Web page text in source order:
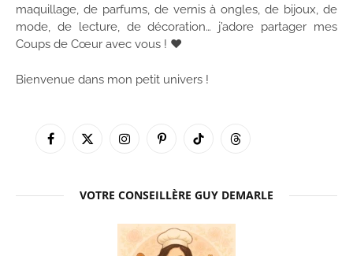
maquillage, de parfums, de vernis à ongles, de bijoux, de
mode, de lecture, de décoration… j’adore partager mes
Coups de Cœur avec vous ! ♥
Bienvenue dans mon petit univers !
Facebook
X
InstagramPinterestTikTok Threads
VOTRE CONSEILLÈRE GUY DEMARLE